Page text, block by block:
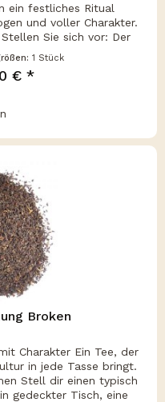
ein festliches Ritual
und voller Charakter.
Sie sich vor: Der
1 Stück
€ *
Broken
Charakter Ein Tee, der
in jede Tasse bringt.
Stell dir einen typisch
gedeckter Tisch, eine